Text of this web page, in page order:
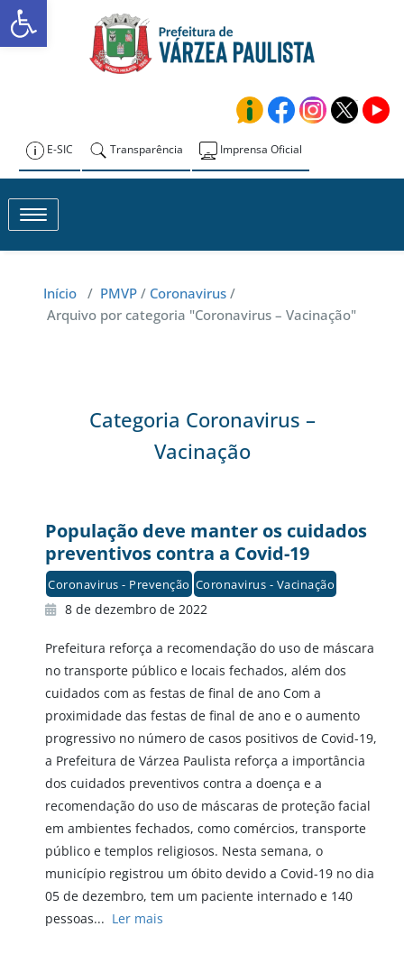
Skip
to
Prefeitura de
E-SIC Transparência Imprensa Oficial
Toggle navigation
Início / PMVP / Coronavirus /
Arquivo por categoria "Coronavirus – Vacinação"
Categoria Coronavirus –
Vacinação
População deve manter os cuidados
preventivos contra a Covid-19
Coronavirus - Prevenção Coronavirus - Vacinação
8 de dezembro de 2022
Prefeitura reforça a recomendação do uso de máscara
no transporte público e locais fechados, além dos
cuidados com as festas de final de ano Com a
proximidade das festas de final de ano e o aumento
progressivo no número de casos positivos de Covid-19,
a Prefeitura de Várzea Paulista reforça a importância
dos cuidados preventivos contra a doença e a
recomendação do uso de máscaras de proteção facial
em ambientes fechados, como comércios, transporte
público e templos religiosos. Nesta semana, o
município registrou um óbito devido a Covid-19 no dia
05 de dezembro, tem um paciente internado e 140
pessoas... Ler mais